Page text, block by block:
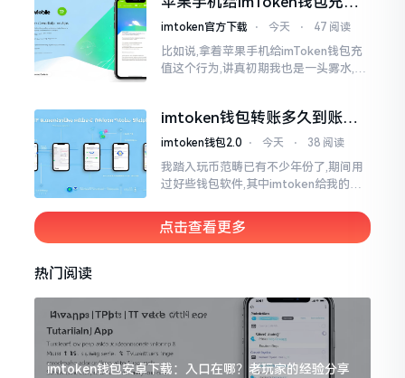
找了些资料
值，这几步别搞错
imtoken官方下载 ⋅ 今天 ⋅ 47 阅读
比如说,拿着苹果手机给imToken钱包充
值这个行为,讲真初期我也是一头雾水,搞
imtoken钱包转账多久到账？
一文说清楚
imtoken钱包2.0 ⋅ 今天 ⋅ 38 阅读
我踏入玩币范畴已有不少年份了,期间用
过好些钱包软件,其中imtoken给我的整
就是交易时,确认时间常常不太稳
点击查看更多
热门阅读
imtoken钱包安卓下载：入口在哪？老玩家的经验分享